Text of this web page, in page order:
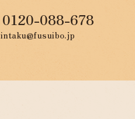
0120-088-678
intaku@fusuibo.jp